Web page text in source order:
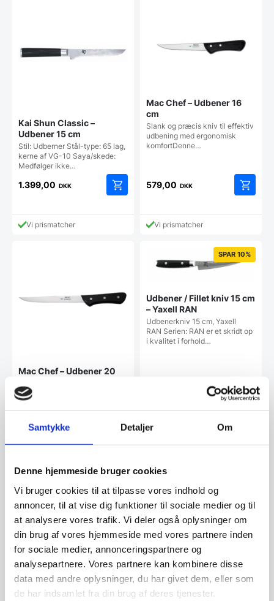
Samtykke Detaljer Om
Denne hjemmeside bruger cookies
Vi bruger cookies til at tilpasse vores indhold og
annoncer, til at vise dig funktioner til sociale medier og til
at analysere vores trafik. Vi deler også oplysninger om
din brug af vores hjemmeside med vores partnere inden
for sociale medier, annonceringspartnere og
analysepartnere. Vores partnere kan kombinere disse
data med andre oplysninger, du har givet dem, eller som
de har indsamlet fra din brug af deres tjenester.
Kai Shun Classic –
Udbener 15 cm
Stil: Udberner Stål-type: 65 lag,
kerne af VG-10 Saya/skede:
Medfølger ikke…
1.399,00 DKK
Vi prismatcher
Mac Chef – Udbener 16
cm
Slank og præcis kniv til effektiv
udbening med ergonomisk
komfortDenne…
579,00 DKK
Vi prismatcher
Mac Chef – Udbener 20
949,00
Vi prismatcher
SPAR 10%
Udbener / Fillet kniv 15 cm
– Yaxell RAN
Udbenerkniv 15 cm, Yaxell
RAN Serien: RAN er et skridt op
i kvalitet i forhold…
1.099,00DKK
Vi prismatcher
Udbener kniv 15 cm. –
Udbenerkniv 15 cm.
Cangshan TN1-Serie